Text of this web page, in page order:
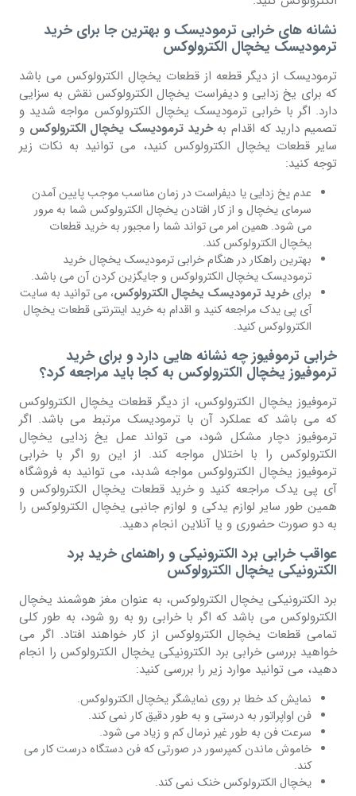
نشانه های خرابی ترمودیسک و بهترین جا برای خرید
ترمودیسک یخچال الکترولوکس
ترمودیسک از دیگر قطعه از قطعات یخچال الکترولوکس می باشد
که برای یخ زدایی و دیفراست یخچال الکترولوکس نقش به سزایی
دارد. اگر با خرابی ترمودیسک یخچال الکترولوکس مواجه شدید و
تصمیم دارید که اقدام به خرید ترمودیسک یخچال الکترولوکس و
سایر قطعات یخچال الکترولوکس کنید، می توانید به نکات زیر
توجه کنید:
عدم یخ زدایی یا دیفراست در زمان مناسب موجب پایین آمدن
سرمای یخچال و از کار افتادن یخچال الکترولوکس شما به مرور
می شود. همین امر می تواند شما را مجبور به خرید قطعات
یخچال الکترولوکس کند.
بهترین راهکار در هنگام خرابی ترمودیسک یخچال خرید
ترمودیسک یخچال الکترولوکس و جایگزین کردن آن می باشد.
برای خرید ترمودیسک یخچال الکترولوکس، می توانید به سایت
آی پی یدک مراجعه کنید و اقدام به خرید اینترنتی قطعات یخچال
الکترولوکس کنید.
خرابی ترموفیوز چه نشانه هایی دارد و برای خرید
ترموفیوز یخچال الکترولوکس به کجا باید مراجعه کرد؟
ترموفیوز یخچال الکترولوکس، از دیگر قطعات یخچال الکترولوکس
که می باشد که عملکرد آن با ترمودیسک مرتبط می باشد. اگر
ترموفیوز دچار مشکل شود، می تواند عمل یخ زدایی یخچال
الکترولوکس را با اختلال مواجه کند. از این رو اگر با خرابی
ترموفیوز یخچال الکترولوکس مواجه شدبد، می توانید به فروشگاه
آی پی یدک مراجعه کنید و خرید قطعات یخچال الکترولوکس و
همین طور سایر لوازم یدکی و لوازم جانبی یخچال الکترولوکس را
به دو صورت حضوری و یا آنلاین انجام دهید.
عواقب خرابی برد الکترونیکی و راهنمای خرید برد
الکترونیکی یخچال الکترولوکس
برد الکترونیکی یخچال الکترولوکس، به عنوان مغز هوشمند یخچال
الکترولوکس می باشد که اگر با خرابی رو به رو شود، به طور کلی
تمامی قطعات یخچال الکترولوکس از کار خواهند افتاد. اگر می
خواهید بررسی خرابی برد الکترونیکی یخچال الکترولوکس را انجام
دهید، می توانید موارد زیر را بررسی کنید:
نمایش کد خطا بر روی نمایشگر یخچال الکترولوکس.
فن اواپراتور به درستی و به طور دقیق کار نمی کند.
سرعت فن به طور غیر نرمال کم و زیاد می شود.
خاموش ماندن کمپرسور در صورتی که فن دستگاه درست کار می
کند.
یخچال الکترولوکس خنک نمی کند.